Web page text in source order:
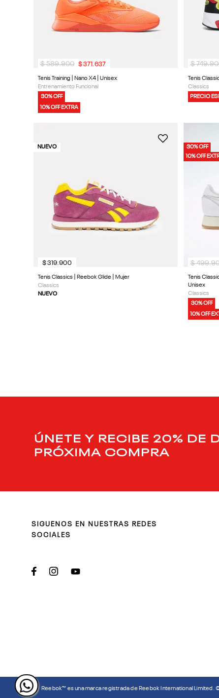
Tenis Training | Nano X4 | Unisex
Entrenamiento Funcional
30% OFF
10% OFF EXTRA
$ 589.900 $371 637
Tenis
Classics
PRECIO
$ 749.
NUEVO
Tenis Classics | Reebok Glide | Mujer
Classics
NUEVO
$319.900
30% OFF
10% OFF
Tenis
Unisex
Classics
30% OFF
10% OFF
$ 499.
ÚNETE Y RECIBE 20% DE
PRÓXIMA COMPRA
SIGUENOS EN NUESTRAS REDES
SOCIALES
Reebok™ es una marca registrada de Reebok International Limited.